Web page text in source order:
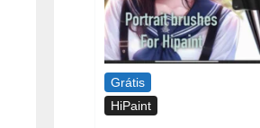
Grátis
HiPaint